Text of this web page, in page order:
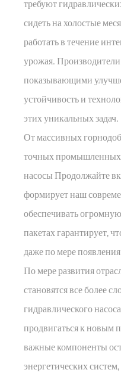
требуют
сидеть на холостые
работать в течение
урожая.
показывающими
устойчивость и
этих уникальных задач.
От массивных
точных промышленных
насосыПродолжайте
формирует наш
обеспечивать
пакетах гарантирует,
даже по мере
По мере развития
становятся все более
гидравлического
продвигаться к новым
важные компоненты
энергетических